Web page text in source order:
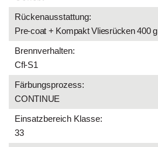
Rückenausstattung:
Pre-coat + Kompakt Vliesrücken 400 g
Brennverhalten:
Cfl-S1
Färbungsprozess:
CONTINUE
Einsatzbereich Klasse:
33